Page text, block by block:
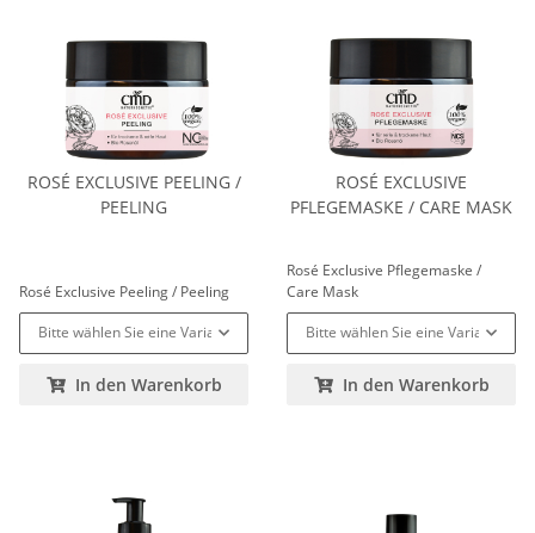
ROSÉ EXCLUSIVE PEELING /
PEELING
Rosé Exclusive Peeling / Peeling
Bitte wählen Sie eine Variation.
In den Warenkorb
ROSÉ EXCLUSIVE
PFLEGEMASKE / CARE MASK
Rosé Exclusive Pflegemaske /
Care Mask
Bitte wählen Sie eine Variation.
In den Warenkorb